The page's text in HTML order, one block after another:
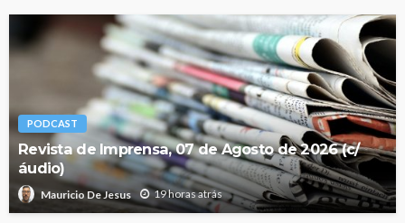
PODCAST
Revista de Imprensa, 07 de Agosto de 2026 (c/
áudio)
Mauricio De Jesus 19 horas atrás